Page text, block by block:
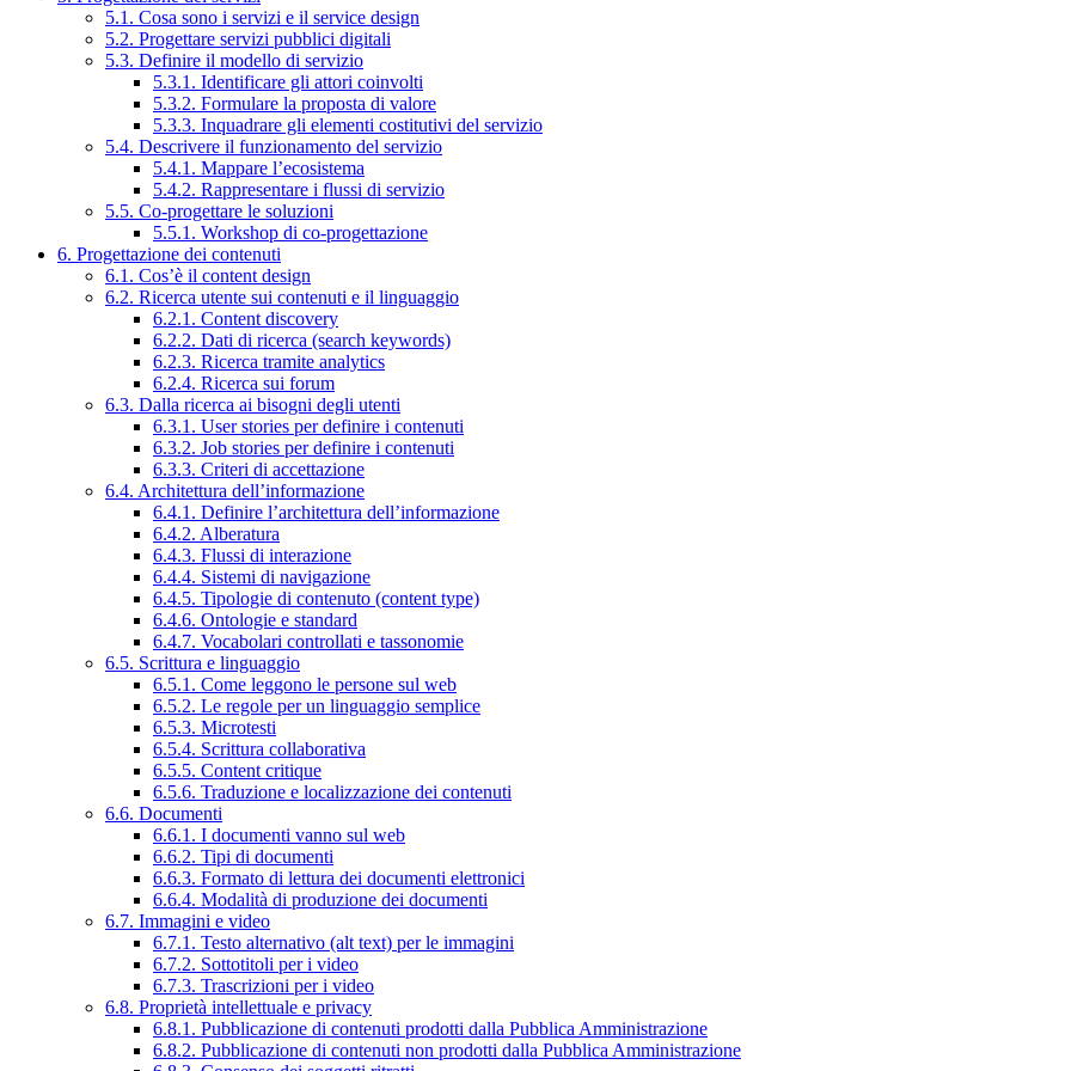
5.1. Cosa sono i servizi e il service design
5.2. Progettare servizi pubblici digitali
5.3. Definire il modello di servizio
5.3.1. Identificare gli attori coinvolti
5.3.2. Formulare la proposta di valore
5.3.3. Inquadrare gli elementi costitutivi del servizio
5.4. Descrivere il funzionamento del servizio
5.4.1. Mappare l’ecosistema
5.4.2. Rappresentare i flussi di servizio
5.5. Co-progettare le soluzioni
5.5.1. Workshop di co-progettazione
6. Progettazione dei contenuti
6.1. Cos’è il content design
6.2. Ricerca utente sui contenuti e il linguaggio
6.2.1. Content discovery
6.2.2. Dati di ricerca (search keywords)
6.2.3. Ricerca tramite analytics
6.2.4. Ricerca sui forum
6.3. Dalla ricerca ai bisogni degli utenti
6.3.1. User stories per definire i contenuti
6.3.2. Job stories per definire i contenuti
6.3.3. Criteri di accettazione
6.4. Architettura dell’informazione
6.4.1. Definire l’architettura dell’informazione
6.4.2. Alberatura
6.4.3. Flussi di interazione
6.4.4. Sistemi di navigazione
6.4.5. Tipologie di contenuto (content type)
6.4.6. Ontologie e standard
6.4.7. Vocabolari controllati e tassonomie
6.5. Scrittura e linguaggio
6.5.1. Come leggono le persone sul web
6.5.2. Le regole per un linguaggio semplice
6.5.3. Microtesti
6.5.4. Scrittura collaborativa
6.5.5. Content critique
6.5.6. Traduzione e localizzazione dei contenuti
6.6. Documenti
6.6.1. I documenti vanno sul web
6.6.2. Tipi di documenti
6.6.3. Formato di lettura dei documenti elettronici
6.6.4. Modalità di produzione dei documenti
6.7. Immagini e video
6.7.1. Testo alternativo (alt text) per le immagini
6.7.2. Sottotitoli per i video
6.7.3. Trascrizioni per i video
6.8. Proprietà intellettuale e privacy
6.8.1. Pubblicazione di contenuti prodotti dalla Pubblica Amministrazione
6.8.2. Pubblicazione di contenuti non prodotti dalla Pubblica Amministrazione